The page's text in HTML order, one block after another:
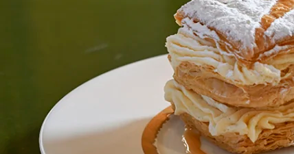
カテゴリーから探す
SPECIAL